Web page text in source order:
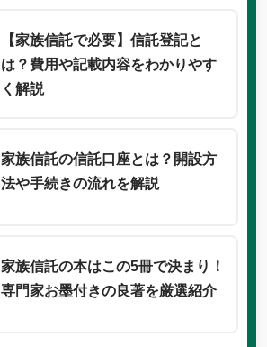
【家族信託で必要】信託登記と
は？費用や記載内容をわかりやす
く解説
家族信託の信託口座とは？開設方
法や手続きの流れを解説
家族信託の本はこの5冊で決まり！
専門家お墨付きの良著を厳選紹介